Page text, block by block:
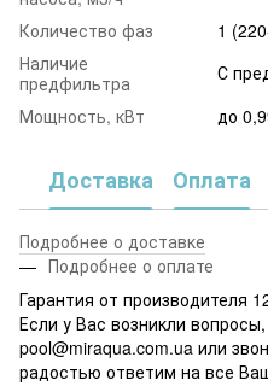
Количество фаз
1
Наличие
предфильтра
С
Мощность, кВт
до
Доставка Оплата
Подробнее о доставке
Подробнее о оплате
Гарантия от производителя
Если у Вас возникли
pool@miraqua.com.ua или
радостью ответим на все